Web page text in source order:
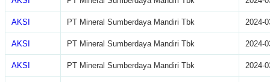
AKSI PT Mineral Sumberdaya Mandiri Tbk 2024-
AKSI PT Mineral Sumberdaya Mandiri Tbk 2024-
AKSI PT Mineral Sumberdaya Mandiri Tbk 2024-